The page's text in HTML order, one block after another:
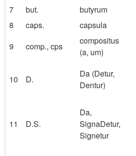
7
but. butyrum
8
caps. capsula
9
comp., cps
compositus
(a, um)
10 D.
Da (Detur,
Dentur)
11 D.S.
Da,
SignaDetur,
Signetur